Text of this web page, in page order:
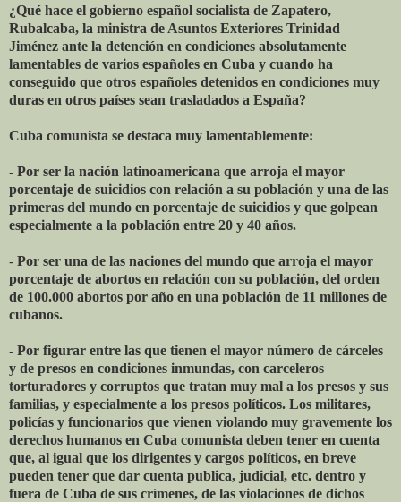
¿Qué hace el gobierno español socialista de Zapatero,
Rubalcaba, la ministra de Asuntos Exteriores Trinidad
Jiménez ante la detención en condiciones absolutamente
lamentables de varios españoles en Cuba y cuando ha
conseguido que otros españoles detenidos en condiciones muy
duras en otros países sean trasladados a España?
Cuba comunista se destaca muy lamentablemente:
- Por ser la nación latinoamericana que arroja el mayor
porcentaje de suicidios con relación a su población y una de las
primeras del mundo en porcentaje de suicidios y que golpean
especialmente a la población entre 20 y 40 años.
- Por ser una de las naciones del mundo que arroja el mayor
porcentaje de abortos en relación con su población, del orden
de 100.000 abortos por año en una población de 11 millones de
cubanos.
- Por figurar entre las que tienen el mayor número de cárceles
y de presos en condiciones inmundas, con carceleros
torturadores y corruptos que tratan muy mal a los presos y sus
familias, y especialmente a los presos políticos. Los militares,
policías y funcionarios que vienen violando muy gravemente los
derechos humanos en Cuba comunista deben tener en cuenta
que, al igual que los dirigentes y cargos políticos, en breve
pueden tener que dar cuenta publica, judicial, etc. dentro y
fuera de Cuba de sus crímenes, de las violaciones de dichos